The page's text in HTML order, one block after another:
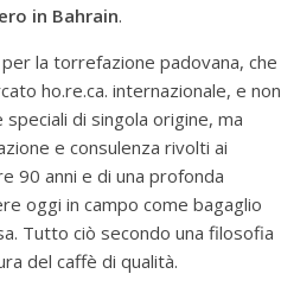
in Bahrain.
la torrefazione padovana, che
ho.re.ca. internazionale, e non
di singola origine, ma
e consulenza rivolti ai
90 anni e di una profonda
oggi in campo come bagaglio
Tutto ciò secondo una filosofia
del caffè di qualità.